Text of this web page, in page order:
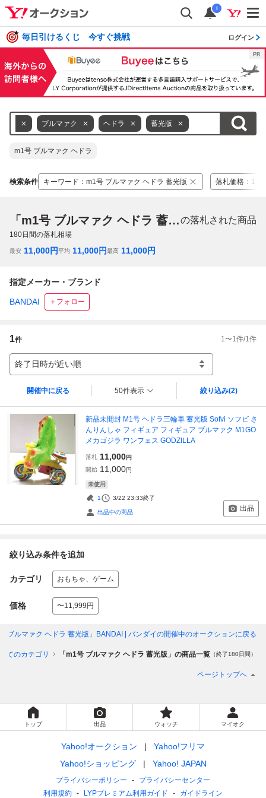
i
毎日引けるくじ 今すぐ挑戦 ログイン
ブルマァク ヘドラ 蓄光版
m1号 ブルマァク ヘドラ
検索条件 キーワード ： m1号 ブルマァク ヘドラ 蓄光版 落札価格 ：
「m1号 ブルマァク ヘドラ 蓄光版」の落札された商品
180日間の落札相場
最安 11,000円平均 11,000円最高 11,000円
指定メーカー・ブランド
BANDAI ＋フォロー
1件 1 〜1 件/1 件
終了日時が近い順
開催中に戻る 50件表示 絞り込み(2)
新品未開封 M1号 ヘドラ三輪車 蓄光版 Sofvi ソフビ さ
んりんしゃ フィギュア フィギュア ブルマァク M1GO
メカゴジラ ワンフェス GODZILLA
落札 11,000円
開始 11,000円
未使用
1 3/22 23:33終了
出品中の商品 出品
絞り込み条件を追加
カテゴリ おもちゃ、ゲーム
価格 〜11,999円
ブルマァク ヘドラ 蓄光版」BANDAI | バンダイの開催中のオークションに戻る
てのカテゴリ 「m1号 ブルマァク ヘドラ 蓄光版」の商品一覧 （終了180日間）
ページトップへ
トップ 出品 ウォッチ マイオク
Yahoo!オークション
Yahoo!フリマ
Yahoo!ショッピング
Yahoo! JAPAN
プライバシーポリシー
プライバシーセンター
利用規約
LYPプレミアム利用ガイド ガイドライン